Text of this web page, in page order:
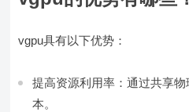
vgpu具有以下优势：
提高资源利用率：通过共享
本。